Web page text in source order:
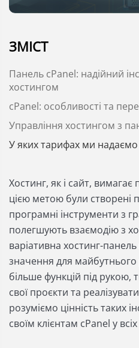
ЗМІСТ
Панель cPanel: надійний
хостингом
cPanel: особливості та
Управління хостингом з
У яких тарифах ми надаємо
Хостинг, як і сайт,
цією метою були створені
програмні інструменти з
полегшують взаємодію з
варіативна хостинг-
значення для
більше функцій під рукою,
свої проєкти та
розуміємо цінність таких
своїм клієнтам cPanel у